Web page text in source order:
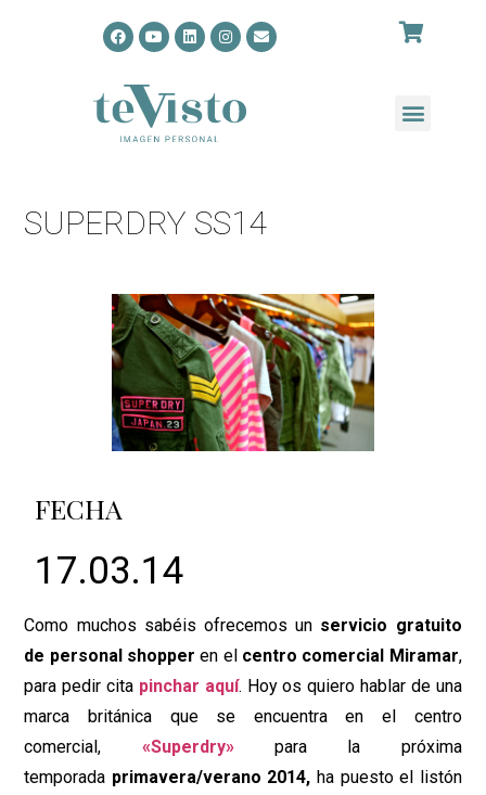
SUPERDRY SS14
FECHA
17.03.14
Como muchos sabéis ofrecemos un servicio gratuito
de personal shopper en el centro comercial Miramar,
para pedir cita pinchar aquí. Hoy os quiero hablar de una
marca británica que se encuentra en el centro
comercial, «Superdry»para la próxima
temporada primavera/verano 2014, ha puesto el listón